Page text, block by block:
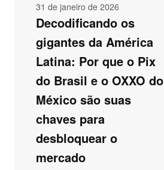
31 de janeiro de 2026
Decodificando os
gigantes da América
Latina: Por que o Pix
do Brasil e o OXXO do
México são suas
chaves para
desbloquear o
mercado